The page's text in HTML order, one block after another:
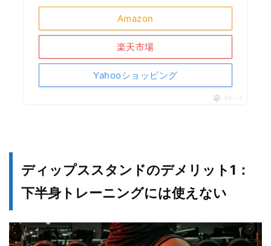
Amazon
楽天市場
Yahooショッピング
ポチップ
ディップススタンドのデメリット1：
下半身トレーニングには使えない